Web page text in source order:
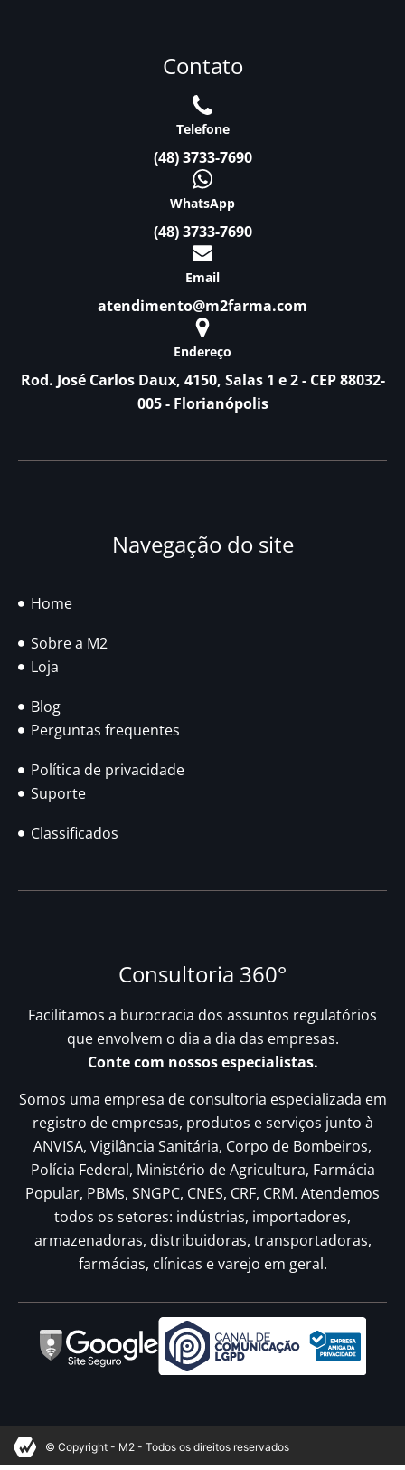
Contato
Telefone
(48) 3733-7690
WhatsApp
(48) 3733-7690
Email
atendimento@m2farma.com
Endereço
Rod. José Carlos Daux, 4150, Salas 1 e 2 - CEP 88032-
005 - Florianópolis
Navegação do site
Home
Sobre a M2
Loja
Blog
Perguntas frequentes
Política de privacidade
Suporte
Classificados
Consultoria 360°
Facilitamos a burocracia dos assuntos regulatórios
que envolvem o dia a dia das empresas.
Conte com nossos especialistas.
Somos uma empresa de consultoria especializada em
registro de empresas, produtos e serviços junto à
ANVISA, Vigilância Sanitária, Corpo de Bombeiros,
Polícia Federal, Ministério de Agricultura, Farmácia
Popular, PBMs, SNGPC, CNES, CRF, CRM. Atendemos
todos os setores: indústrias, importadores,
armazenadoras, distribuidoras, transportadoras,
farmácias, clínicas e varejo em geral.
© Copyright - M2 - Todos os direitos reservados